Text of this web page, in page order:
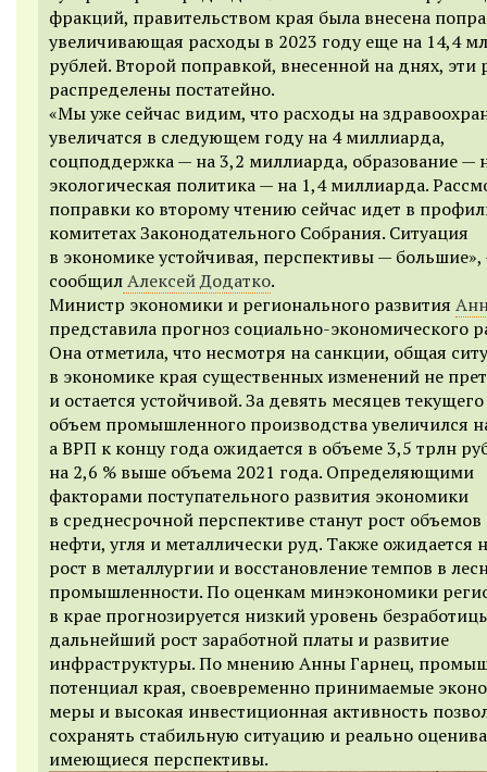
фракций, правительством края была внесена
увеличивающая расходы в 2023 году еще на 14,4
рублей. Второй поправкой, внесенной на днях, эти
распределены постатейно.
«Мы уже сейчас видим, что расходы на
увеличатся в следующем году на 4 миллиарда,
соцподдержка — на 3,2 миллиарда, образование —
экологическая политика — на 1,4 миллиарда.
поправки ко второму чтению сейчас идет в
комитетах Законодательного Собрания. Ситуация
в экономике устойчивая, перспективы —
сообщилАлексей Додатко.
Министр экономики и регионального развития
представила прогноз социально-экономического
Она отметила, что несмотря на санкции, общая
в экономике края существенных изменений не
и остается устойчивой. За девять месяцев
объем промышленного производства увеличился
а ВРП к концу года ожидается в объеме 3,5 трлн
на 2,6 % выше объема 2021 года. Определяющими
факторами поступательного развития экономики
в среднесрочной перспективе станут рост
нефти, угля и металлически руд. Также ожидается
рост в металлургии и восстановление темпов в
промышленности. По оценкам минэкономики
в крае прогнозируется низкий уровень
дальнейший рост заработной платы и развитие
инфраструктуры. По мнению Анны Гарнец,
потенциал края, своевременно принимаемые
меры и высокая инвестиционная активность
сохранять стабильную ситуацию и реально
имеющиеся перспективы.